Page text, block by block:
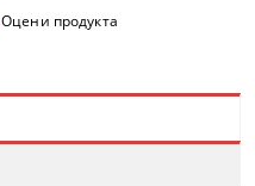
Оцени продукта